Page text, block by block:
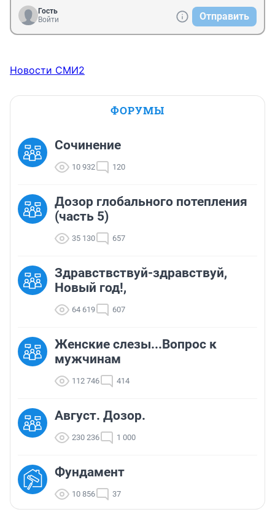
Гость
Войти
Отправить
Новости СМИ2
ФОРУМЫ
Сочинение
10 932 120
Дозор глобального потепления
(часть 5)
35 130 657
Здравствствуй-здравствуй,
Новый год!,
64 619 607
Женские слезы...Вопрос к
мужчинам
112 746 414
Август. Дозор.
230 236 1 000
Фундамент
10 856 37